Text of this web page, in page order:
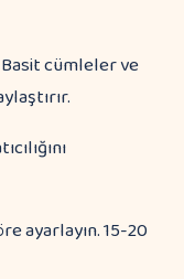
cümleler ve
ayarlayın. 15-20